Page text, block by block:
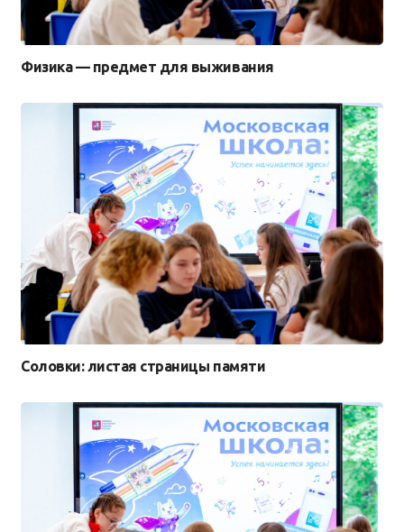
Физика — предмет для выживания
Соловки: листая страницы памяти